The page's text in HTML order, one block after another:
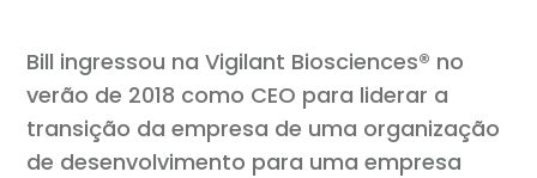
Bill ingressou na Vigilant Biosciences® no
verão de 2018 como CEO para liderar a
transição da empresa de uma organização
de desenvolvimento para uma empresa